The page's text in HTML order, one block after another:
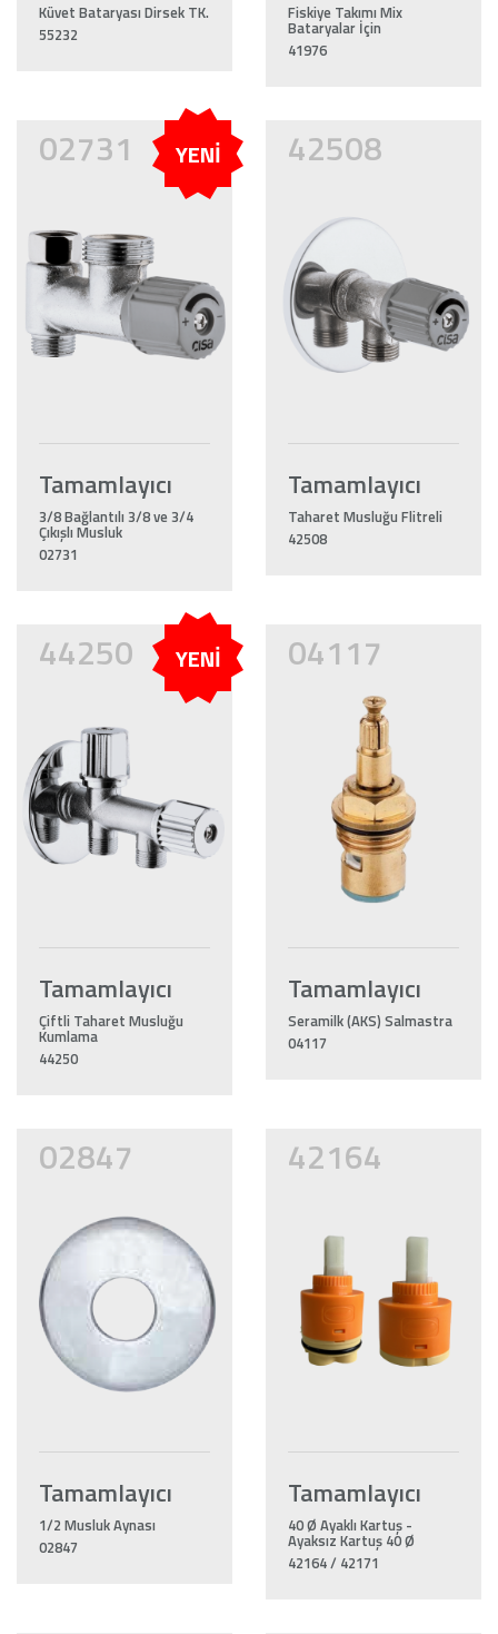
Küvet Bataryası Dirsek TK.
55232
Fiskiye Takımı Mix
Bataryalar İçin
41976
02731 YENİ
Tamamlayıcı
3/8 Bağlantılı 3/8 ve 3/4
Çıkışlı Musluk
02731
42508
Tamamlayıcı
Taharet Musluğu Flitreli
42508
44250 YENİ
Tamamlayıcı
Çiftli Taharet Musluğu
Kumlama
44250
04117
Tamamlayıcı
Seramilk (AKS) Salmastra
04117
02847
Tamamlayıcı
1/2 Musluk Aynası
02847
42164
Tamamlayıcı
40 Ø Ayaklı Kartuş -
Ayaksız Kartuş 40 Ø
42164 / 42171